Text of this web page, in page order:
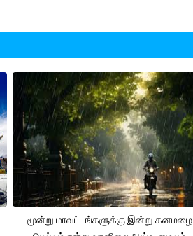
மூன்று மாவட்டங்களுக்கு இன்று கனமழை